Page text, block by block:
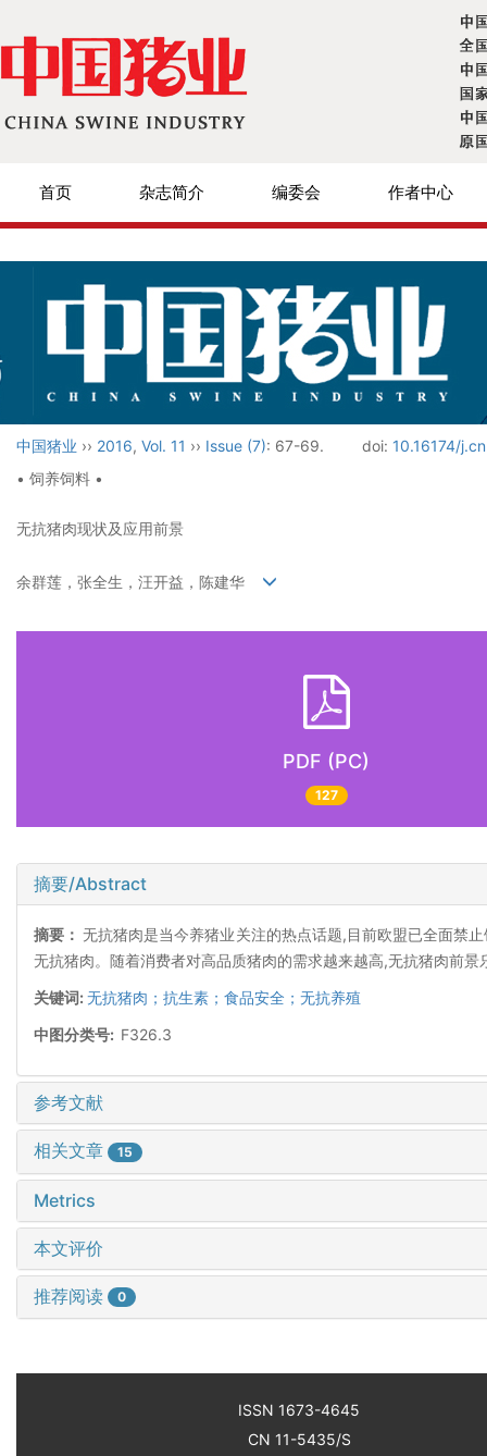
首页 杂志简介 编委会 作者中心
中国猪业 ›› 2016, Vol. 11 ›› Issue (7): 67-69. doi: 10.16174/
• 饲养饲料 •
无抗猪肉现状及应用前景
余群莲，张全生，汪开益，陈建华
PDF (PC)
127
摘要/Abstract
摘要：无抗猪肉是当今养猪业关注的热点话题,目前欧盟已全面禁
无抗猪肉。随着消费者对高品质猪肉的需求越来越高,无抗猪肉前
关键词:无抗猪肉；抗生素；食品安全；无抗养殖
中图分类号: F326.3
参考文献
相关文章 15
Metrics
本文评价
推荐阅读 0
ISSN 1673-4645
CN 11-5435/S